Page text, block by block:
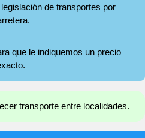
de transportes por
que le indiquemos un precio
transporte entre localidades.